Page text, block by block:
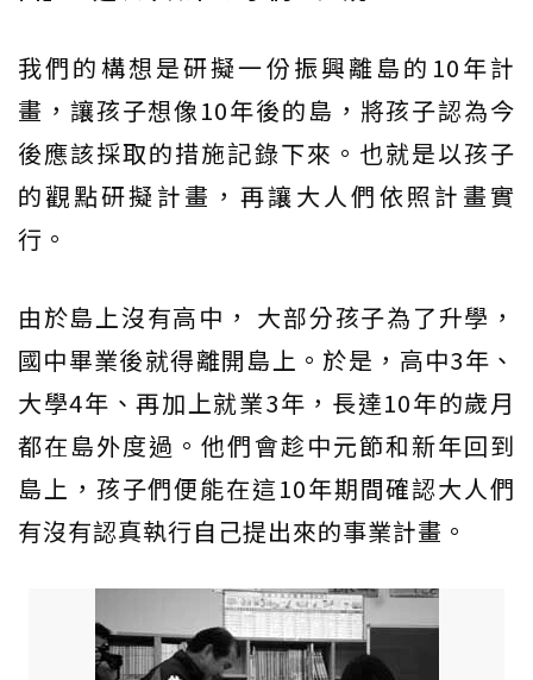
我們的構想是研擬一份振興離島的10年計
畫，讓孩子想像10年後的島，將孩子認為今
後應該採取的措施記錄下來。也就是以孩子
的觀點研擬計畫，再讓大人們依照計畫實
行。
由於島上沒有高中， 大部分孩子為了升學，
國中畢業後就得離開島上。於是，高中3年、
大學4年、再加上就業3年，長達10年的歲月
都在島外度過。他們會趁中元節和新年回到
島上，孩子們便能在這10年期間確認大人們
有沒有認真執行自己提出來的事業計畫。